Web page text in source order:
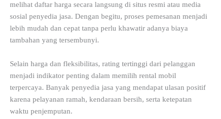
melihat daftar harga secara langsung di situs resmi atau media
sosial penyedia jasa. Dengan begitu, proses pemesanan menjadi
lebih mudah dan cepat tanpa perlu khawatir adanya biaya
tambahan yang tersembunyi.
Selain harga dan fleksibilitas, rating tertinggi dari pelanggan
menjadi indikator penting dalam memilih rental mobil
terpercaya. Banyak penyedia jasa yang mendapat ulasan positif
karena pelayanan ramah, kendaraan bersih, serta ketepatan
waktu penjemputan.